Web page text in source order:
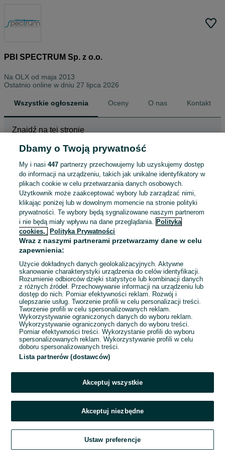
PBI SPECTRUM Sp. z o.o.
Na OLX od maja 2013
Ostatnio online w dniu 27 lipca 2026
Wszystkie ogłoszenia Oceny O nas Kontakt
Znajdź na tej stronie
Wybierz kategorię
ZNALEŹLIŚMY 0
OGŁOSZEŃ
Sortowanie Opcje przeglądania
Przepraszamy, nie znaleźliśmy tego,
czego szukasz.
Zadzwoń / SMS
Dbamy o Twoją prywatność
My i nasi447 partnerzy przechowujemy lub uzyskujemy dostęp
do informacji na urządzeniu, takich jak unikalne identyfikatory w
plikach cookie w celu przetwarzania danych osobowych.
Użytkownik może zaakceptować wybory lub zarządzać nimi,
klikając poniżej lub w dowolnym momencie na stronie polityki
prywatności. Te wybory będą sygnalizowane naszym partnerom
i nie będą miały wpływu na dane przeglądania. Polityka
cookies,
Polityka Prywatności
Wraz z naszymi partnerami przetwarzamy dane w celu
zapewnienia:
Użycie dokładnych danych geolokalizacyjnych. Aktywne
skanowanie charakterystyki urządzenia do celów identyfikacji.
Rozumienie odbiorców dzięki statystyce lub kombinacji danych
z różnych źródeł. Przechowywanie informacji na urządzeniu lub
dostęp do nich. Pomiar efektywności reklam. Rozwój i
ulepszanie usług. Tworzenie profili w celu personalizacji treści.
Tworzenie profili w celu spersonalizowanych reklam.
Wykorzystywanie ograniczonych danych do wyboru reklam.
Wykorzystywanie ograniczonych danych do wyboru treści.
Pomiar efektywności treści. Wykorzystanie profili do wyboru
spersonalizowanych reklam. Wykorzystywanie profili w celu
doboru spersonalizowanych treści.
Lista partnerów (dostawców)
Akceptuj wszystkie
Akceptuj niezbędne
Ustaw preferencje